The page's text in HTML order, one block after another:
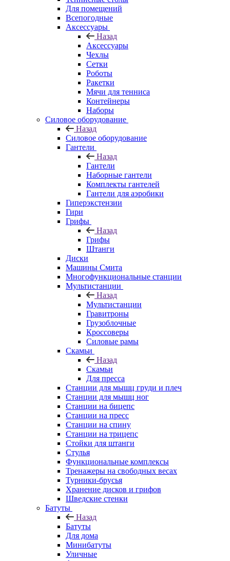
Для помещений
Всепогодные
Аксессуары
Назад
Аксессуары
Чехлы
Сетки
Роботы
Ракетки
Мячи для тенниса
Контейнеры
Наборы
Силовое оборудование
Назад
Силовое оборудование
Гантели
Назад
Гантели
Наборные гантели
Комплекты гантелей
Гантели для аэробики
Гиперэкстензии
Гири
Грифы
Назад
Грифы
Штанги
Диски
Машины Смита
Многофункциональные станции
Мультистанции
Назад
Мультистанции
Гравитроны
Грузоблочные
Кроссоверы
Силовые рамы
Скамьи
Назад
Скамьи
Для пресса
Станции для мышц груди и плеч
Станции для мышц ног
Станции на бицепс
Станции на пресс
Станции на спину
Станции на трицепс
Стойки для штанги
Стулья
Функциональные комплексы
Тренажеры на свободных весах
Турники-брусья
Хранение дисков и грифов
Шведские стенки
Батуты
Назад
Батуты
Для дома
Минибатуты
Уличные